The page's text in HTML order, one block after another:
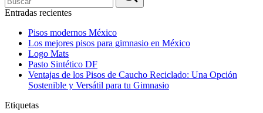
Entradas recientes
Pisos modernos México
Los mejores pisos para gimnasio en México
Logo Mats
Pasto Sintético DF
Ventajas de los Pisos de Caucho Reciclado: Una Opción
Sostenible y Versátil para tu Gimnasio
Etiquetas